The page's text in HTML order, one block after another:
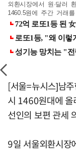
외환시장에서 원·달러
1460.5원에 주간 거래
[서울=뉴시스]남
시 1460원대에 올
선인의 보편 관세
9일 서울외환시장